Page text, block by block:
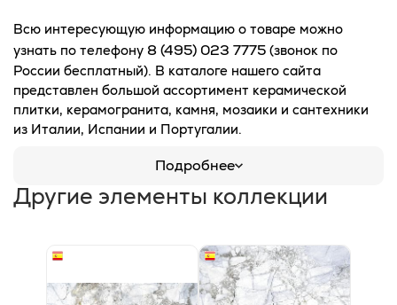
Всю интересующую информацию о товаре можно
узнать по телефону 8 (495) 023 7775 (звонок по
России бесплатный). В каталоге нашего сайта
представлен большой ассортимент керамической
плитки, керамогранита, камня, мозаики и сантехники
из Италии, Испании и Португалии.
Подробнее
Другие элементы коллекции